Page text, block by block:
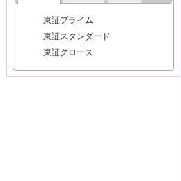
東証プライム
東証スタンダード
東証グロース